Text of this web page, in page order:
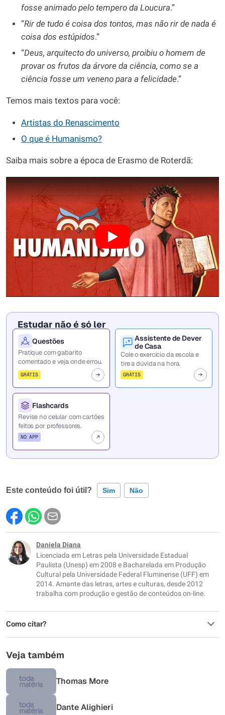
fosse animado pelo tempero da Loucura.”
“Rir de tudo é coisa dos tontos, mas não rir de nada é
coisa dos estúpidos.”
“Deus, arquitecto do universo, proibiu o homem de
provar os frutos da árvore da ciência, como se a
ciência fosse um veneno para a felicidade.”
Temos mais textos para você:
Artistas do Renascimento
O que é Humanismo?
Saiba mais sobre a época de Erasmo de Roterdã:
Estudar não é só ler
Questões
Pratique com gabarito
comentado e veja onde errou.
GRÁTIS
Assistente de Dever
de Casa
Cole o exercício da escola e
tire a dúvida na hora.
GRÁTIS
Flashcards
Revise no celular com cartões
feitos por professores.
NO APP
Este conteúdo foi útil? Sim Não
Este conteúdo contém informação incorreta
Este conteúdo não tem a informação que procuro
Outro
Daniela Diana
Licenciada em Letras pela Universidade Estadual
Paulista (Unesp) em 2008 e Bacharelada em Produção
Cultural pela Universidade Federal Fluminense (UFF) em
2014. Amante das letras, artes e culturas, desde 2012
trabalha com produção e gestão de conteúdos on-line.
Como citar?
Veja também
Thomas More
Dante Alighieri